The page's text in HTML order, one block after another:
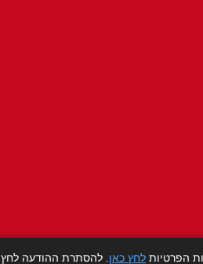
הפרטיות לחץ כאן . להסתרת ההודעה לחץ